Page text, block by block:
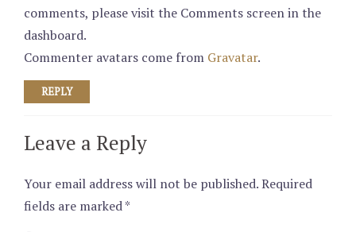
comments, please visit the Comments screen in the
dashboard.
Commenter avatars come from Gravatar.
REPLY
Leave a Reply
Your email address will not be published.Required
fields are marked*